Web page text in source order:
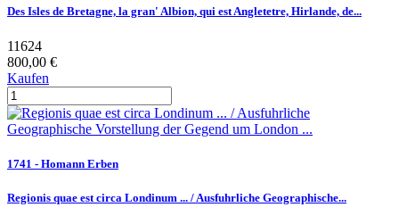
Des Isles de Bretagne, la gran' Albion, qui est Angletetre, Hirlande, de...
11624
800,00 €
Kaufen
1741 - Homann Erben
Regionis quae est circa Londinum ... / Ausfuhrliche Geographische...